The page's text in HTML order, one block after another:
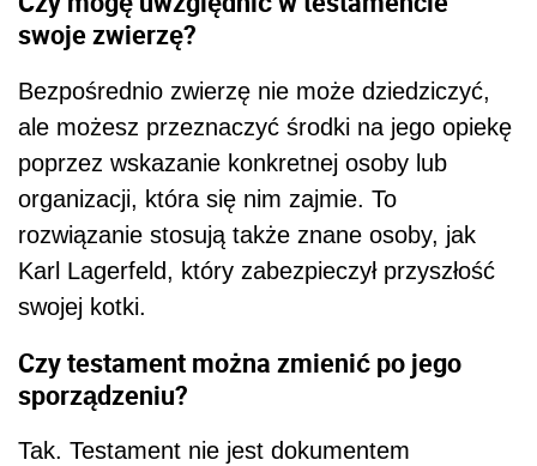
swoje zwierzę?
Bezpośrednio zwierzę nie może dziedziczyć,
ale możesz przeznaczyć środki na jego opiekę
poprzez wskazanie konkretnej osoby lub
organizacji, która się nim zajmie. To
rozwiązanie stosują także znane osoby, jak
Karl Lagerfeld, który zabezpieczył przyszłość
swojej kotki.
Czy testament można zmienić po jego
sporządzeniu?
Tak. Testament nie jest dokumentem